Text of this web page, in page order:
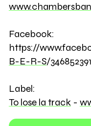
Facebook:
https://
B-E-R-S/
Label:
To lose la track-